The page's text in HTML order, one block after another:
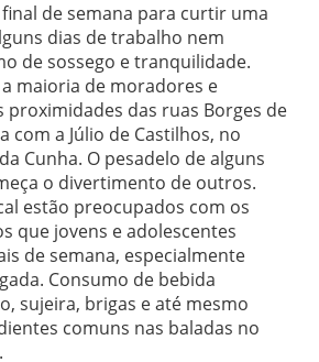
de semana para curtir uma
dias de trabalho nem
de sossego e tranquilidade.
maioria de moradores e
proximidades das ruas Borges de
com a Júlio de Castilhos, no
Cunha. O pesadelo de alguns
o divertimento de outros.
estão preocupados com os
que jovens e adolescentes
de semana, especialmente
Consumo de bebida
sujeira, brigas e até mesmo
comuns nas baladas no